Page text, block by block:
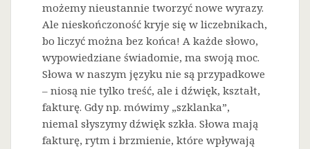
możemy nieustannie tworzyć nowe wyrazy.
Ale nieskończoność kryje się w liczebnikach,
bo liczyć można bez końca! A każde słowo,
wypowiedziane świadomie, ma swoją moc.
Słowa w naszym języku nie są przypadkowe
– niosą nie tylko treść, ale i dźwięk, kształt,
fakturę. Gdy np. mówimy „szklanka”,
niemal słyszymy dźwięk szkła. Słowa mają
fakturę, rytm i brzmienie, które wpływają